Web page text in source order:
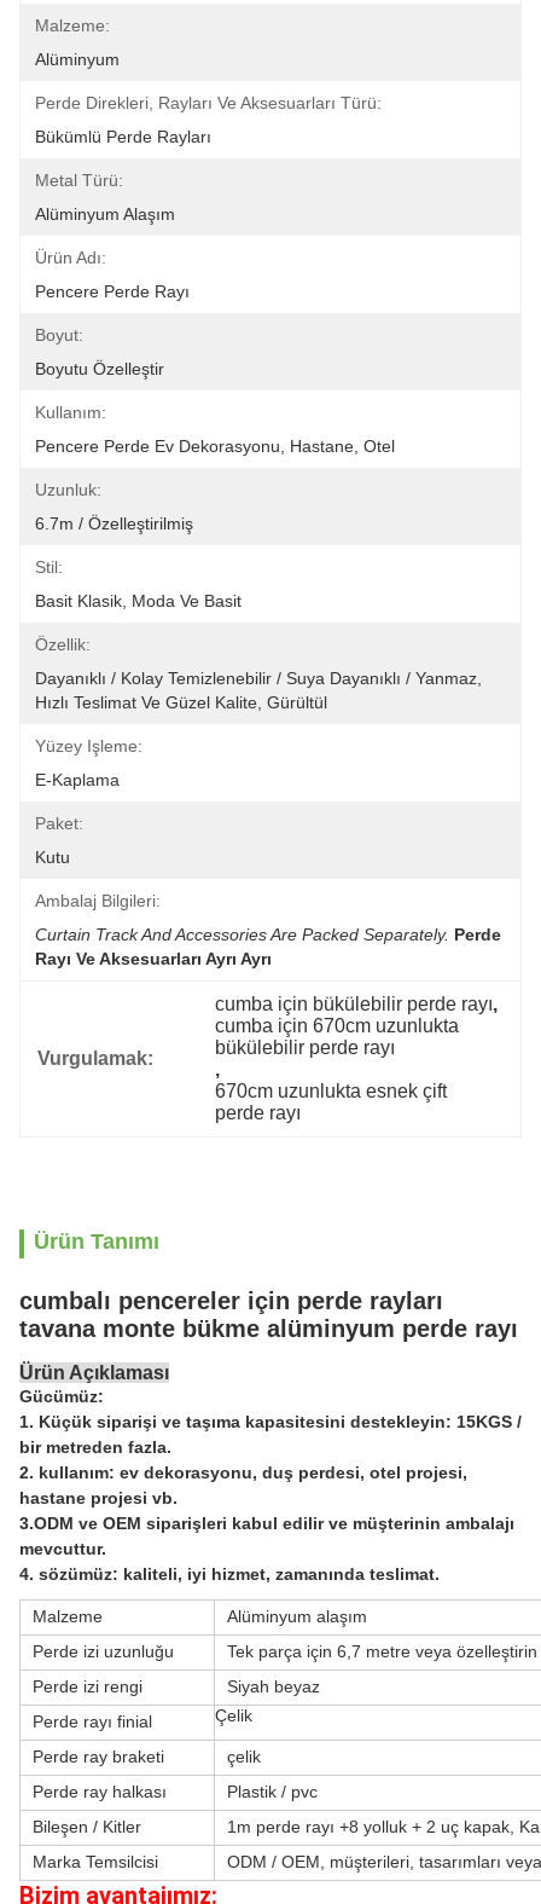
Malzeme:
Alüminyum
Perde Direkleri, Rayları Ve Aksesuarları Türü:
Bükümlü Perde Rayları
Metal Türü:
Alüminyum Alaşım
Ürün Adı:
Pencere Perde Rayı
Boyut:
Boyutu Özelleştir
Kullanım:
Pencere Perde Ev Dekorasyonu, Hastane, Otel
Uzunluk:
6.7m / Özelleştirilmiş
Stil:
Basit Klasik, Moda Ve Basit
Özellik:
Dayanıklı / Kolay Temizlenebilir / Suya Dayanıklı / Yanmaz,
Hızlı Teslimat Ve Güzel Kalite, Gürültül
Yüzey Işleme:
E-Kaplama
Paket:
Kutu
Ambalaj Bilgileri:
Curtain Track And Accessories Are Packed Separately. Perde
Rayı Ve Aksesuarları Ayrı Ayrı
Vurgulamak:
cumba için bükülebilir perde rayı
cumba için 670cm uzunlukta
bükülebilir perde rayı
,
670cm uzunlukta esnek çift
perde rayı
Ürün Tanımı
cumbalı pencereler için perde rayları
tavana monte bükme alüminyum perde rayı
Ürün Açıklaması
Gücümüz:
1. Küçük siparişi ve taşıma kapasitesini destekleyin: 15KGS /
bir metreden fazla.
2. kullanım: ev dekorasyonu, duş perdesi, otel projesi,
hastane projesi vb.
3.ODM ve OEM siparişleri kabul edilir ve müşterinin ambalajı
mevcuttur.
4. sözümüz: kaliteli, iyi hizmet, zamanında teslimat.
Malzeme
Alüminyum alaşım
Perde izi uzunluğu
Tek parça için 6,7 metre veya özelleştirin
Perde izi rengi
Siyah beyaz
Perde rayı finial
Çelik
Perde ray braketi
çelik
Perde ray halkası
Plastik / pvc
Bileşen / Kitler
1m perde rayı +8 yolluk + 2 uç kapak,
Marka Temsilcisi
ODM / OEM, müşterileri, tasarımları
Bizim avantajımız: